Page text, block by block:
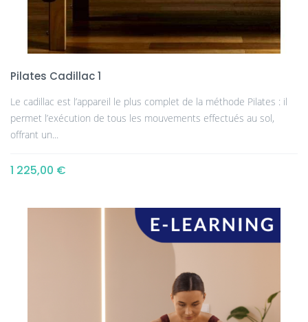
Pilates Cadillac 1
Le cadillac est l’appareil le plus complet de la méthode Pilates : il
permet l’exécution de tous les mouvements effectués au sol,
offrant un...
1 225,00 €